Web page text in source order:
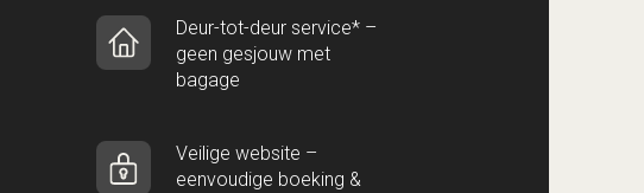
Deur-tot-deur service* –
geen gesjouw met
bagage
Veilige website –
eenvoudige boeking &